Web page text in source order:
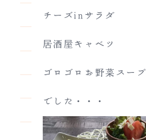
チーズinサラダ
居酒屋キャベツ
ゴロゴロお野菜スープ
でした・・・